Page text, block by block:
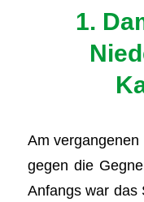
1.
Am
gegen die
Anfangs war das